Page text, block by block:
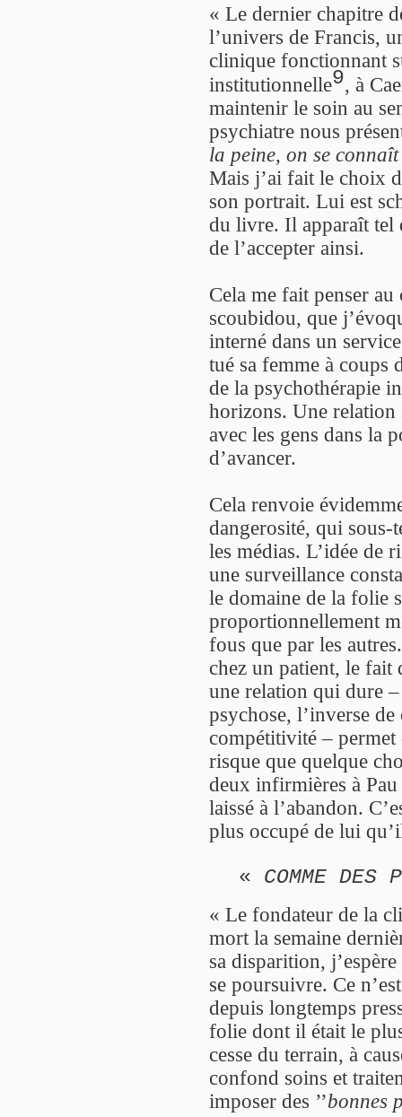
« Le dernier chapitre
l’univers de Francis,
clinique fonctionnant
institutionnelle9, à
maintenir le soin au
psychiatre nous
la peine, on se
Mais j’ai fait le choix
son portrait. Lui est
du livre. Il apparaît tel
de l’accepter ainsi.
Cela me fait penser au
scoubidou, que
interné dans un
tué sa femme à coups
de la psychothérapie
horizons. Une relation
avec les gens dans la
d’avancer.
Cela renvoie
dangerosité, qui sous-
les médias. L’idée de
une surveillance
le domaine de la folie
proportionnellement
fous que par les
chez un patient, le fait
une relation qui dure
psychose, l’inverse
compétitivité –
risque que quelque
deux infirmières à
laissé à l’abandon.
plus occupé de lui
« COMME DES
« Le fondateur de la
mort la semaine
sa disparition,
se poursuivre. Ce
depuis longtemps
folie dont il était le
cesse du terrain, à
confond soins et
imposer des ’’bonnes